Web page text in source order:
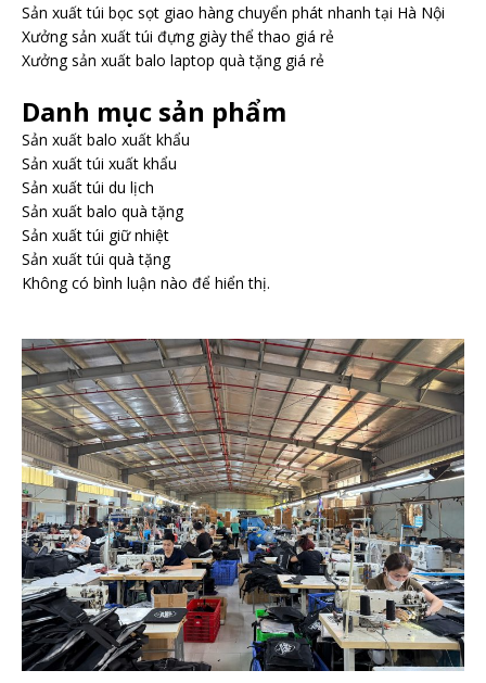
Sản xuất túi bọc sọt giao hàng chuyển phát nhanh tại Hà Nội
Xưởng sản xuất túi đựng giày thể thao giá rẻ
Xưởng sản xuất balo laptop quà tặng giá rẻ
Danh mục sản phẩm
Sản xuất balo xuất khẩu
Sản xuất túi xuất khẩu
Sản xuất túi du lịch
Sản xuất balo quà tặng
Sản xuất túi giữ nhiệt
Sản xuất túi quà tặng
Không có bình luận nào để hiển thị.